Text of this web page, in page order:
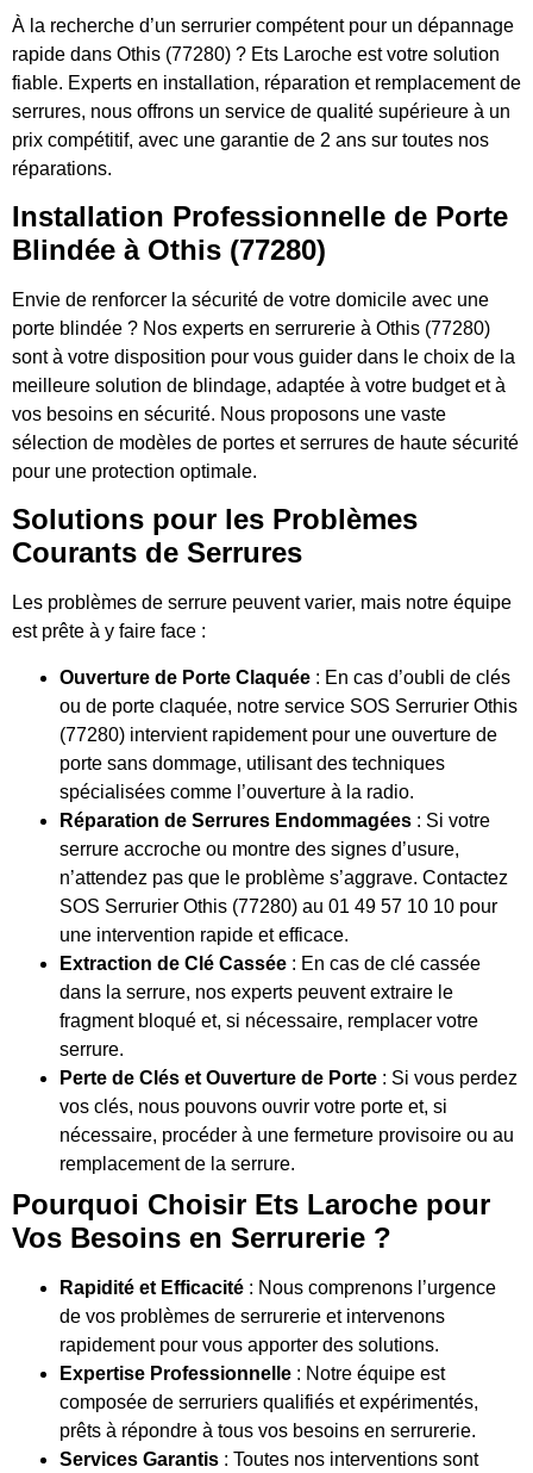
À la recherche d’un serrurier compétent pour un dépannage
rapide dans Othis (77280) ? Ets Laroche est votre solution
fiable. Experts en installation, réparation et remplacement de
serrures, nous offrons un service de qualité supérieure à un
prix compétitif, avec une garantie de 2 ans sur toutes nos
réparations.
Installation Professionnelle de Porte
Blindée à Othis (77280)
Envie de renforcer la sécurité de votre domicile avec une
porte blindée ? Nos experts en serrurerie à Othis (77280)
sont à votre disposition pour vous guider dans le choix de la
meilleure solution de blindage, adaptée à votre budget et à
vos besoins en sécurité. Nous proposons une vaste
sélection de modèles de portes et serrures de haute sécurité
pour une protection optimale.
Solutions pour les Problèmes
Courants de Serrures
Les problèmes de serrure peuvent varier, mais notre équipe
est prête à y faire face :
Ouverture de Porte Claquée : En cas d’oubli de clés
ou de porte claquée, notre service SOS Serrurier Othis
(77280) intervient rapidement pour une ouverture de
porte sans dommage, utilisant des techniques
spécialisées comme l’ouverture à la radio.
Réparation de Serrures Endommagées : Si votre
serrure accroche ou montre des signes d’usure,
n’attendez pas que le problème s’aggrave. Contactez
SOS Serrurier Othis (77280) au 01 49 57 10 10 pour
une intervention rapide et efficace.
Extraction de Clé Cassée : En cas de clé cassée
dans la serrure, nos experts peuvent extraire le
fragment bloqué et, si nécessaire, remplacer votre
serrure.
Perte de Clés et Ouverture de Porte : Si vous perdez
vos clés, nous pouvons ouvrir votre porte et, si
nécessaire, procéder à une fermeture provisoire ou au
remplacement de la serrure.
Pourquoi Choisir Ets Laroche pour
Vos Besoins en Serrurerie ?
Rapidité et Efficacité : Nous comprenons l’urgence
de vos problèmes de serrurerie et intervenons
rapidement pour vous apporter des solutions.
Expertise Professionnelle : Notre équipe est
composée de serruriers qualifiés et expérimentés,
prêts à répondre à tous vos besoins en serrurerie.
Services Garantis : Toutes nos interventions sont